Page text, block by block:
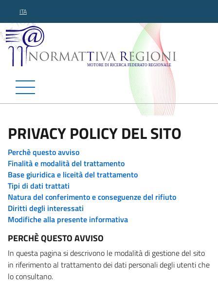
ITA
Normattiva Regioni -
PRIVACY POLICY DEL SITO
Perchè questo avviso
Finalità e modalità del trattamento
Base giuridica e liceità del trattamento
Tipi di dati trattati
Natura del conferimento e conseguenze del rifiuto
Diritti degli interessati
Modifiche alla presente informativa
PERCHÈ QUESTO AVVISO
In questa pagina si descrivono le modalità di gestione del sito
in riferimento al trattamento dei dati personali degli utenti che
lo consultano.